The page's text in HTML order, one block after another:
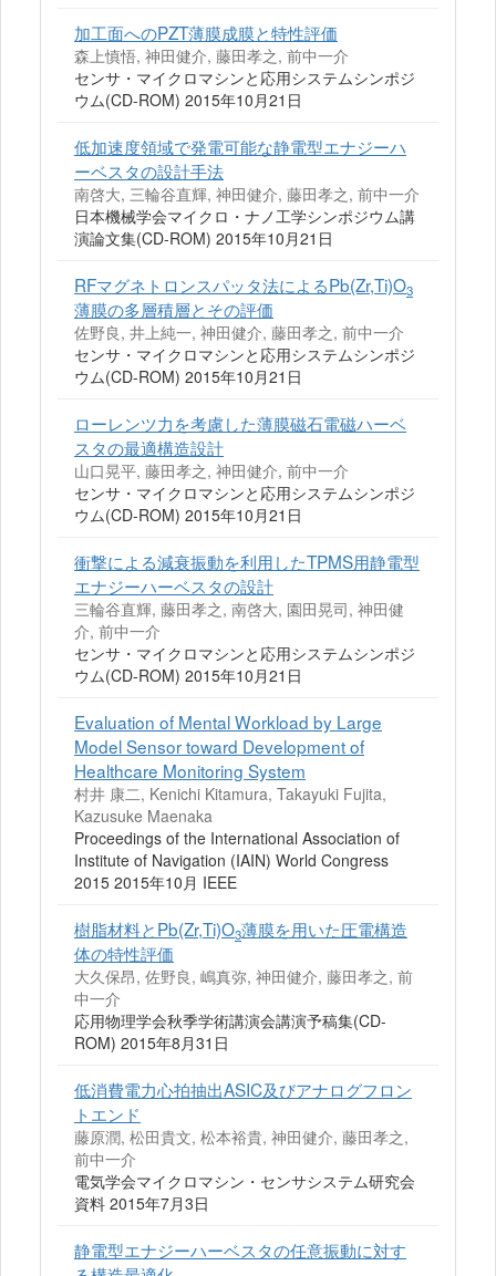
加工面へのPZT薄膜成膜と特性評価
森上慎悟, 神田健介, 藤田孝之, 前中一介
センサ・マイクロマシンと応用システムシンポジ
ウム(CD-ROM) 2015年10月21日
低加速度領域で発電可能な静電型エナジーハ
ーベスタの設計手法
南啓大, 三輪谷直輝, 神田健介, 藤田孝之, 前中一介
日本機械学会マイクロ・ナノ工学シンポジウム講
演論文集(CD-ROM) 2015年10月21日
RFマグネトロンスパッタ法によるPb(Zr,Ti)O3
薄膜の多層積層とその評価
佐野良, 井上純一, 神田健介, 藤田孝之, 前中一介
センサ・マイクロマシンと応用システムシンポジ
ウム(CD-ROM) 2015年10月21日
ローレンツ力を考慮した薄膜磁石電磁ハーベ
スタの最適構造設計
山口晃平, 藤田孝之, 神田健介, 前中一介
センサ・マイクロマシンと応用システムシンポジ
ウム(CD-ROM) 2015年10月21日
衝撃による減衰振動を利用したTPMS用静電型
エナジーハーベスタの設計
三輪谷直輝, 藤田孝之, 南啓大, 園田晃司, 神田健
介, 前中一介
センサ・マイクロマシンと応用システムシンポジ
ウム(CD-ROM) 2015年10月21日
Evaluation of Mental Workload by Large
Model Sensor toward Development of
Healthcare Monitoring System
村井 康二, Kenichi Kitamura, Takayuki Fujita,
Kazusuke Maenaka
Proceedings of the International Association of
Institute of Navigation (IAIN) World Congress
2015 2015年10月 IEEE
樹脂材料とPb(Zr,Ti)O3薄膜を用いた圧電構造
体の特性評価
大久保昂, 佐野良, 嶋真弥, 神田健介, 藤田孝之, 前
中一介
応用物理学会秋季学術講演会講演予稿集(CD-
ROM) 2015年8月31日
低消費電力心拍抽出ASIC及びアナログフロン
トエンド
藤原潤, 松田貴文, 松本裕貴, 神田健介, 藤田孝之,
前中一介
電気学会マイクロマシン・センサシステム研究会
資料 2015年7月3日
静電型エナジーハーベスタの任意振動に対す